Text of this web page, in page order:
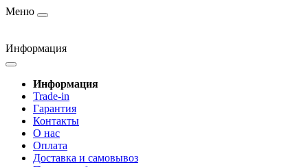
Меню
Информация
Информация
Trade-in
Гарантия
Контакты
О нас
Оплата
Доставка и самовывоз